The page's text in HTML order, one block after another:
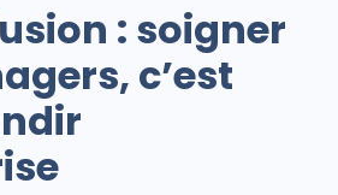
: soigner
c’est